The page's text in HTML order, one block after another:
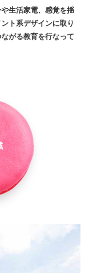
生活家電、感覚を揺
ト系デザインに取り
がる教育を行なって